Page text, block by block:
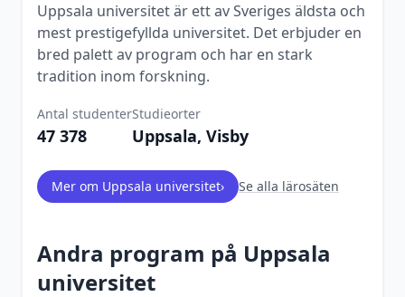
Uppsala universitet är ett av Sveriges äldsta och
mest prestigefyllda universitet. Det erbjuder en
bred palett av program och har en stark
tradition inom forskning.
Antal studenter
47 378
Studieorter
Uppsala, Visby
Mer om Uppsala universitet› Se alla lärosäten
Andra program på Uppsala
universitet